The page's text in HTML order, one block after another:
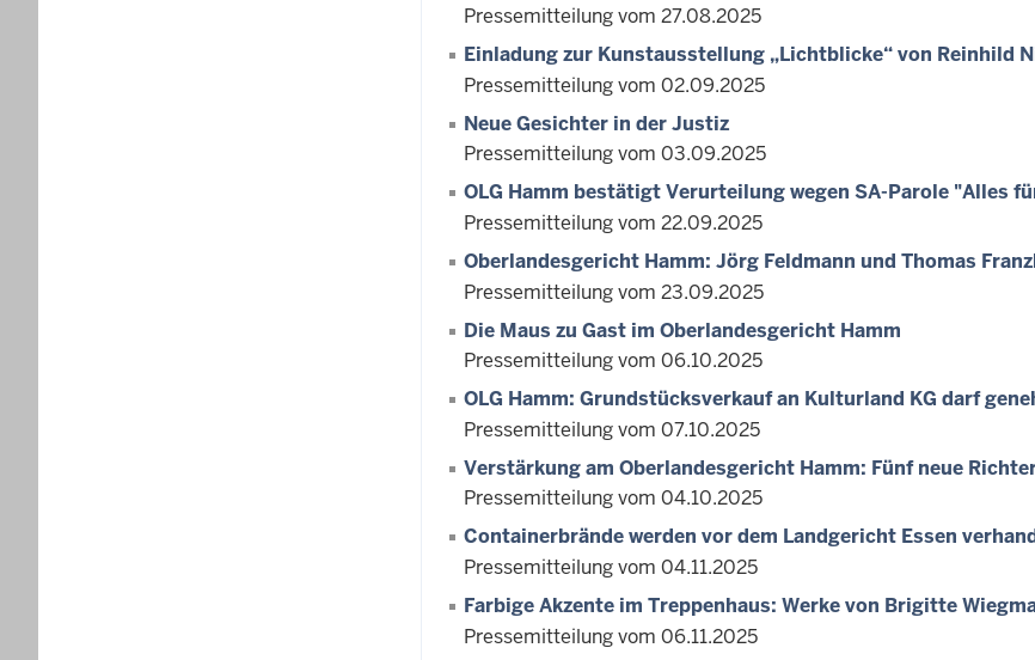
Pressemitteilung vom 27.08.2025
Einladung zur Kunstausstellung „Lichtblicke“ von Reinhild
Pressemitteilung vom 02.09.2025
Neue Gesichter in der Justiz
Pressemitteilung vom 03.09.2025
OLG Hamm bestätigt Verurteilung wegen SA-Parole "Alles
Pressemitteilung vom 22.09.2025
Oberlandesgericht Hamm: Jörg Feldmann und Thomas
Pressemitteilung vom 23.09.2025
Die Maus zu Gast im Oberlandesgericht Hamm
Pressemitteilung vom 06.10.2025
OLG Hamm: Grundstücksverkauf an Kulturland KG darf
Pressemitteilung vom 07.10.2025
Verstärkung am Oberlandesgericht Hamm: Fünf neue
Pressemitteilung vom 04.10.2025
Containerbrände werden vor dem Landgericht Essen
Pressemitteilung vom 04.11.2025
Farbige Akzente im Treppenhaus: Werke von Brigitte
Pressemitteilung vom 06.11.2025